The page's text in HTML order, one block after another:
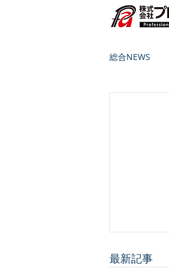
総合NEWS
最新記事